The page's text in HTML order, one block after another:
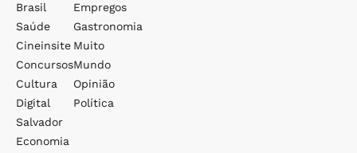
Brasil
Saúde
Cineinsite
Concursos
Cultura
Digital
Salvador
Economia
Empregos
Gastronomia
Muito
Mundo
Opinião
Política